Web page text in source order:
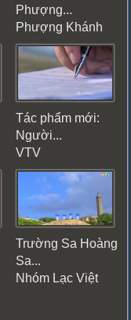
Phượng...
Phượng Khánh
Tác phẩm mới:
Người...
VTV
Trường Sa Hoàng
Sa...
Nhóm Lạc Việt